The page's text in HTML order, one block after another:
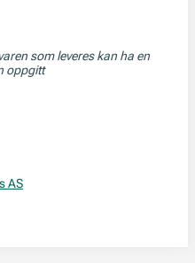
som leveres kan ha en
oppgitt
AS